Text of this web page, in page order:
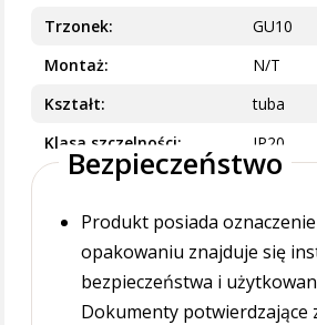
Trzonek
GU10
Montaż
N/T
Kształt
tuba
Klasa szczelności
IP20
Bezpieczeństwo
Produkt posiada oznaczenie
opakowaniu znajduje się
bezpieczeństwa i
Dokumenty potwierdzające